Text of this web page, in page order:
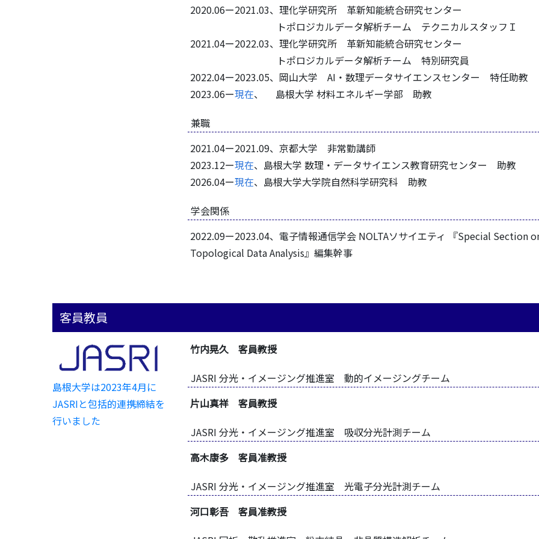
2020.06ー2021.03、理化学研究所 革新知能統合研究センター
トポロジカルデータ解析チーム テクニカルスタッフＩ
2021.04ー2022.03、理化学研究所 革新知能統合研究センター
トポロジカルデータ解析チーム 特別研究員
2022.04ー2023.05、岡山大学 AI・数理データサイエンスセンター 特任助教
2023.06ー現在、 島根大学 材料エネルギー学部 助教
兼職
2021.04ー2021.09、京都大学 非常勤講師
2023.12ー現在、島根大学 数理・データサイエンス教育研究センター 助教
2026.04ー現在、島根大学大学院自然科学研究科 助教
学会関係
2022.09ー2023.04、電子情報通信学会 NOLTAソサイエティ 『Special Section
Topological Data Analysis』編集幹事
客員教員
島根大学は2023年4月に
JASRIと包括的連携締結を
行いました
竹内晃久 客員教授
JASRI 分光・イメージング推進室 動的イメージングチーム
片山真祥 客員教授
JASRI 分光・イメージング推進室 吸収分光計測チーム
高木康多 客員准教授
JASRI 分光・イメージング推進室 光電子分光計測チーム
河口彰吾 客員准教授